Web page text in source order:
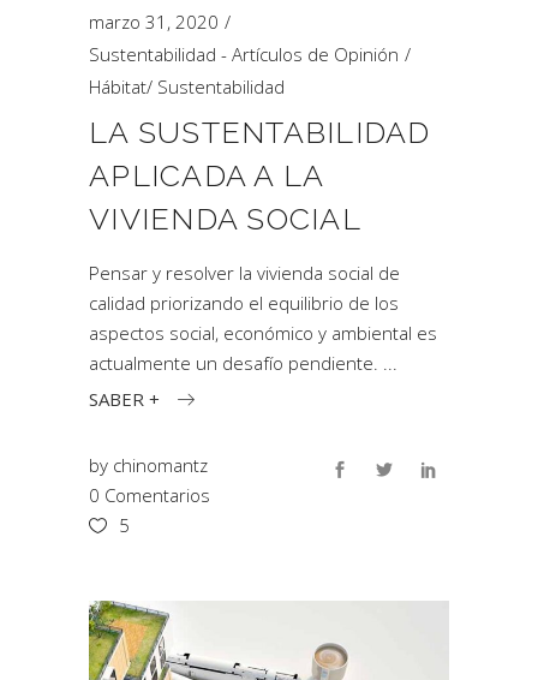
marzo 31, 2020
Sustentabilidad - Artículos de Opinión
Hábitat/ Sustentabilidad
LA SUSTENTABILIDAD
APLICADA A LA
VIVIENDA SOCIAL
Pensar y resolver la vivienda social de
calidad priorizando el equilibrio de los
aspectos social, económico y ambiental es
actualmente un desafío pendiente.
SABER +
by chinomantz
0 Comentarios
5